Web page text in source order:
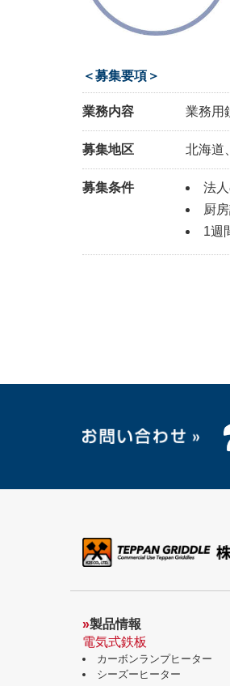
＜募集要項＞
業務内容 業務用
募集地区 北海道
募集条件
法
厨
1週
»製品情報
電気式鉄板
カーボンランプヒーター
シーズーヒーター